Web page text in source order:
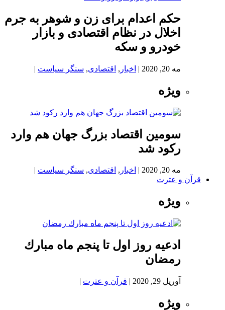
حکم اعدام برای زن و شوهر به جرم
اخلال در نظام اقتصادی و بازار
خودرو و سکه
مه 20, 2020 | اخبار , اقتصادی, سنگر سیاست |
ویژه
سومین اقتصاد بزرگ جهان هم وارد
رکود شد
مه 20, 2020 | اخبار , اقتصادی, سنگر سیاست |
قرآن و عترت
ویژه
ادعيه روز اول تا پنجم ماه مبارك
رمضان
آوریل 29, 2020 | قرآن و عترت |
ویژه